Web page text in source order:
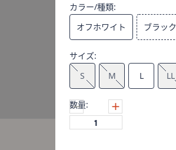
カラー/種類:
オフホワイト
ブラック
サイズ:
S
M L LL
数量: